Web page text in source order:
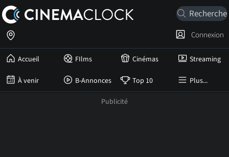
Accueil FIlms Cinémas Streaming
À venir B-Annonces Top 10 Plus...
Connexion